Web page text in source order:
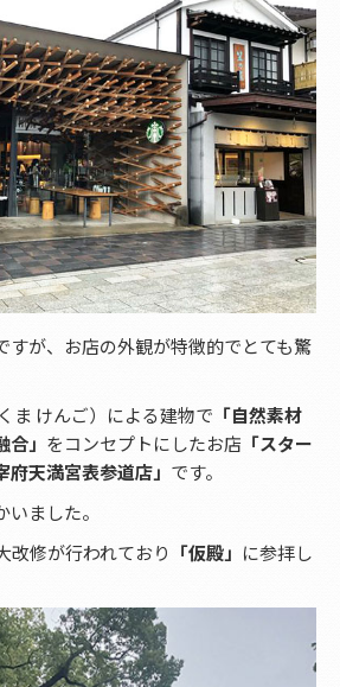
すが、お店の外観が特徴的でとても驚
ま けんご）による建物で 「自然素材
」 をコンセプトにしたお店 「スター
天満宮表参道店」 です。
ました。
改修が行われており 「仮殿」 に参拝し